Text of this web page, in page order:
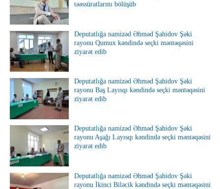
təəssüratlarını bölüşüb
Deputatlığa namizəd Əhməd Şahidov Şəki
rayonu Qumux kəndində seçki məntəqəsini
ziyarət edib
Deputatlığa namizəd Əhməd Şahidov Şəki
rayonu Baş Layısqı kəndində seçki məntəqəsini
ziyarət edib
Deputatlığa namizəd Əhməd Şahidov Şəki
rayonu Aşağı Layısqı kəndində seçki məntəqəsini
ziyarət edib
Deputatlığa namizəd Əhməd Şahidov Şəki
rayonu İkinci Biləcik kəndində seçki məntəqəsini